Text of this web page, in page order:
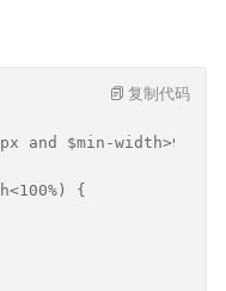
and $min-width>90%)
{
复制代码